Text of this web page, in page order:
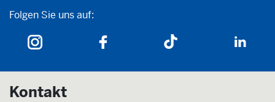
Folgen Sie uns auf:
Folgen Sie uns auf:
Kontakt